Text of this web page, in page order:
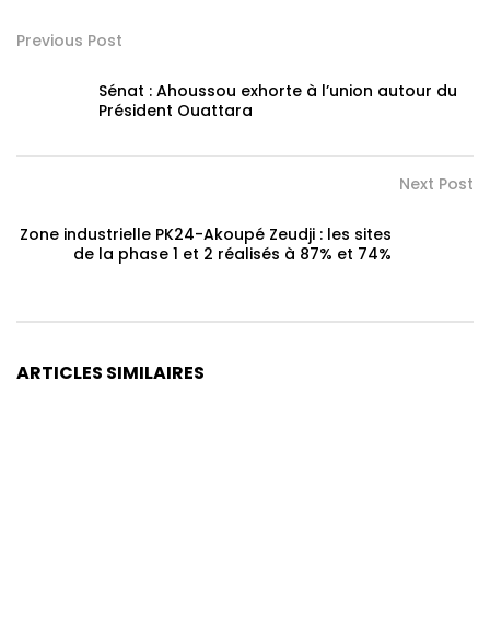
Previous Post
Sénat : Ahoussou exhorte à l’union autour du
Président Ouattara
Next Post
Zone industrielle PK24-Akoupé Zeudji : les sites
de la phase 1 et 2 réalisés à 87% et 74%
ARTICLES SIMILAIRES